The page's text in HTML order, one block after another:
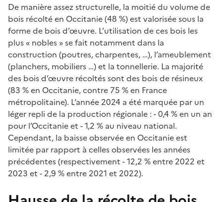
De manière assez structurelle, la moitié du volume de
bois récolté en Occitanie (48 %) est valorisée sous la
forme de bois d’œuvre. L’utilisation de ces bois les
plus « nobles » se fait notamment dans la
construction (poutres, charpentes, …), l’ameublement
(planchers, mobiliers …) et la tonnellerie. La majorité
des bois d’œuvre récoltés sont des bois de résineux
(83 % en Occitanie, contre 75 % en France
métropolitaine). L’année 2024 a été marquée par un
léger repli de la production régionale : - 0,4 % en un an
pour l’Occitanie et - 1,2 % au niveau national.
Cependant, la baisse observée en Occitanie est
limitée par rapport à celles observées les années
précédentes (respectivement - 12,2 % entre 2022 et
2023 et - 2,9 % entre 2021 et 2022).